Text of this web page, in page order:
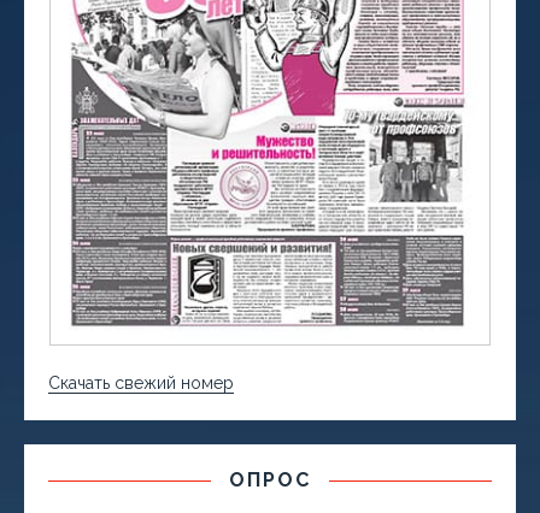
Скачать свежий номер
ОПРОС